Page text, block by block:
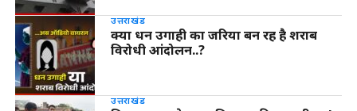
उत्तराखंड
क्या धन उगाही का जरिया बन रह है शराब
विरोधी आंदोलन..?
उत्तराखंड